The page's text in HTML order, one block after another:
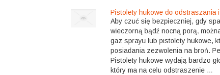
Pistolety hukowe do odstraszania
Aby czuć się bezpieczniej, gdy
wieczorną bądź nocną porą,
gaz sprayu lub pistolety hukowe,
posiadania zezwolenia na broń.
Pistolety hukowe wydają bardzo
który ma na celu odstraszenie ...